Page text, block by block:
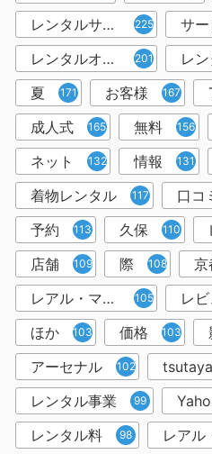
レンタルサービス 225 サー
レンタルオフィス 201 レ
夏 171 お客様 167
成人式 165 無料 156
ネット 132 情報 131
着物レンタル 117 口コ
予約 113 久保 110
店舗 109 際 108 京
レアル・マドリー 105 レ
ほか 103 価格 103
アーセナル 102
レンタル事業 99
レンタル料 98